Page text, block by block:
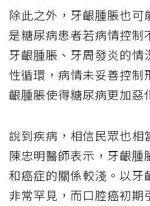
除此之外，牙齦腫脹也可
是糖尿病患者若病情控制
牙齦腫脹、牙周發炎的情
性循環，病情未妥善控制
齦腫脹使得糖尿病更加惡
說到疾病，相信民眾也相
陳忠明醫師表示，牙齦腫
和癌症的關係較淺。以牙
非常罕見，而口腔癌初期